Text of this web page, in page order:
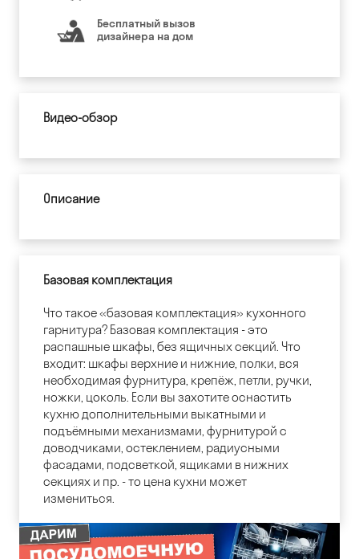
Бесплатный вызов
дизайнера на дом
Видео-обзор
Описание
Базовая комплектация
Что такое «базовая комплектация» кухонного
гарнитура? Базовая комплектация - это
распашные шкафы, без ящичных секций. Что
входит: шкафы верхние и нижние, полки, вся
необходимая фурнитура, крепёж, петли, ручки,
ножки, цоколь. Если вы захотите оснастить
кухню дополнительными выкатными и
подъёмными механизмами, фурнитурой с
доводчиками, остеклением, радиусными
фасадами, подсветкой, ящиками в нижних
секциях и пр. - то цена кухни может
измениться.